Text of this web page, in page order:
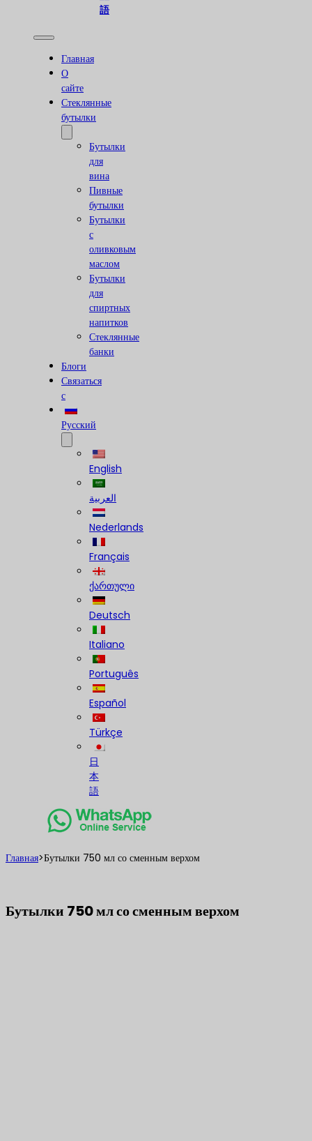
語
Главная
О
сайте
Стеклянные
бутылки
Бутылки
для
вина
Пивные
бутылки
Бутылки
с
оливковым
маслом
Бутылки
для
спиртных
напитков
Стеклянные
банки
Блоги
Связаться
с
Русский
English
العربية
Nederlands
Français
ქართული
Deutsch
Italiano
Português
Español
Türkçe
日
本
語
Главная>Бутылки 750 мл со сменным верхом
Бутылки 750 мл со сменным верхом